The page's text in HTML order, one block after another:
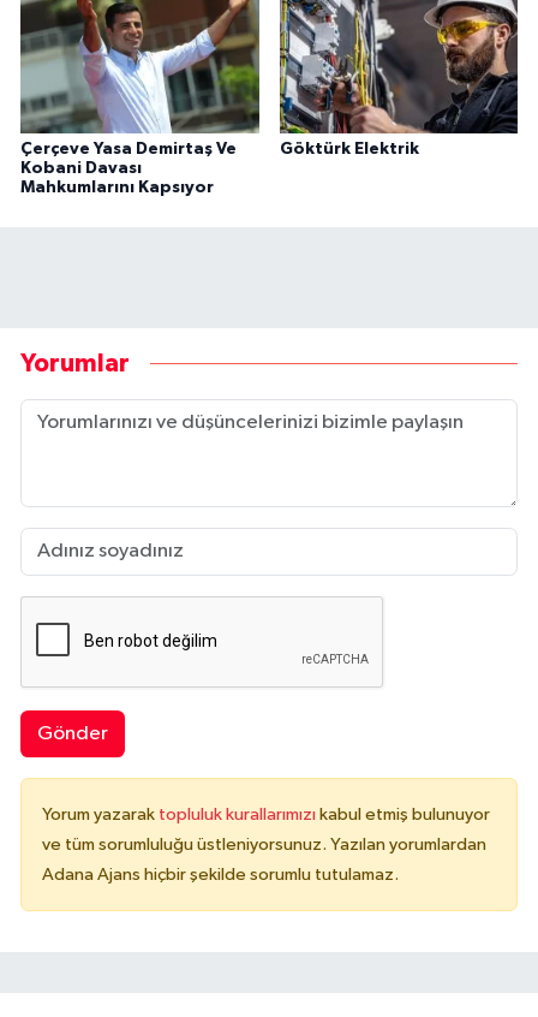
Çerçeve Yasa Demirtaş Ve
Kobani Davası
Mahkumlarını Kapsıyor
Göktürk Elektrik
Yorumlar
Gönder
Yorum yazarak topluluk kurallarımızı kabul etmiş bulunuyor
ve tüm sorumluluğu üstleniyorsunuz. Yazılan yorumlardan
Adana Ajans hiçbir şekilde sorumlu tutulamaz.